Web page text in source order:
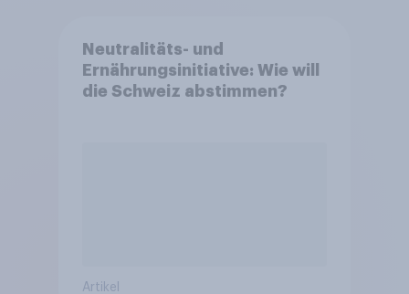
Neutralitäts- und
Ernährungsinitiative: Wie will
die Schweiz abstimmen?
Artikel